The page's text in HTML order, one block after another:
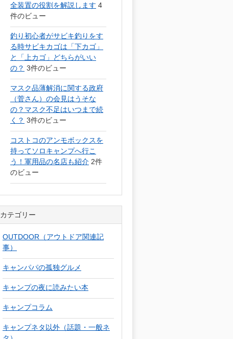
全装置の役割を解説します 4
件のビュー
釣り初心者がサビキ釣りをす
る時サビキカゴは「下カゴ」
と「上カゴ」どちらがいい
の？ 3件のビュー
マスク品薄解消に関する政府
（菅さん）の会見はうそな
の？マスク不足はいつまで続
く？ 3件のビュー
コストコのアンモボックスを
持ってソロキャンプへ行こ
う！軍用品の名店も紹介 2件
のビュー
カテゴリー
OUTDOOR（アウトドア関連記
事）
キャンパパの孤独グルメ
キャンプの夜に読みたい本
キャンプコラム
キャンプネタ以外（話題・一般ネ